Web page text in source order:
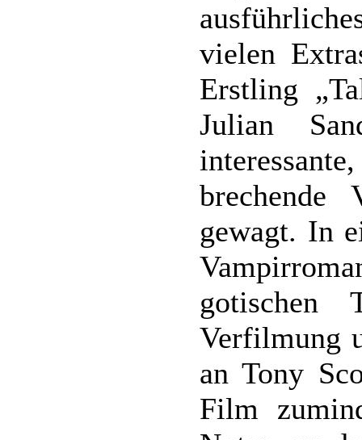
vielen
Erstling
Julian
brechende
gewagt. In
gotischen
Verfilmung
an Tony
Film